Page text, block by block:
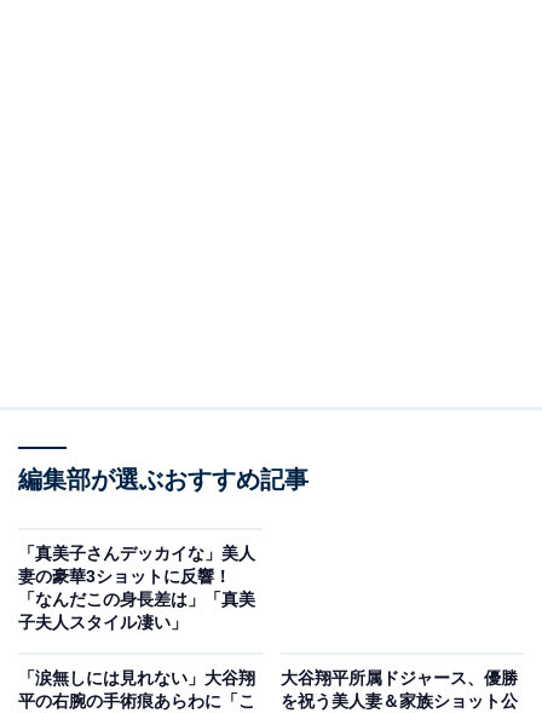
編集部が選ぶおすすめ記事
「真美子さんデッカイな」美人
妻の豪華3ショットに反響！
「なんだこの身長差は」「真美
子夫人スタイル凄い」
「涙無しには見れない」大谷翔
平の右腕の手術痕あらわに「こ
大谷翔平所属ドジャース、優勝
を祝う美人妻＆家族ショット公